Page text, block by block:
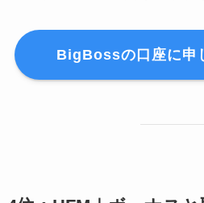
BigBossの口座に申